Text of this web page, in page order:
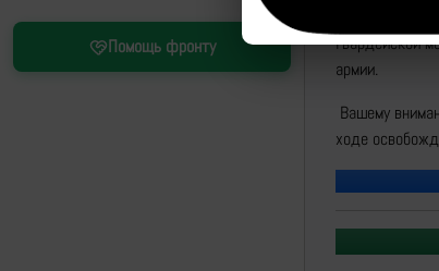
Помощь фронту
"Мы
гвардейской
армии.
Вашему
ходе